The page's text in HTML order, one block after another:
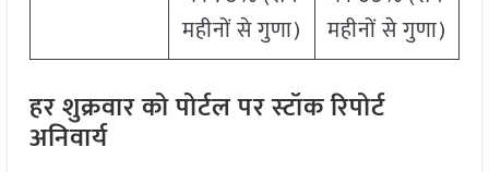
महीनों से गुणा)
महीनों से गुणा)
हर शुक्रवार को पोर्टल पर स्टॉक रिपोर्ट
अनिवार्य